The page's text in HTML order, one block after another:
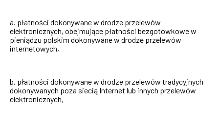
a. płatności dokonywane w drodze przelewów
elektronicznych, obejmujące płatności bezgotówkowe w
pieniądzu polskim dokonywane w drodze przelewów
internetowych,
b. płatności dokonywane w drodze przelewów tradycyjnych
dokonywanych poza siecią Internet lub innych przelewów
elektronicznych,